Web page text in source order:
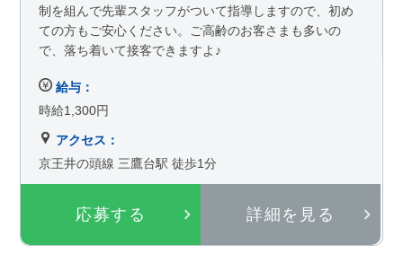
応募する 詳細を見る
制を組んで先輩スタッフがついて指導しますので、初め
ての方もご安心ください。ご高齢のお客さまも多いの
で、落ち着いて接客できますよ♪
給与：
時給1,300円
アクセス：
京王井の頭線 三鷹台駅 徒歩1分